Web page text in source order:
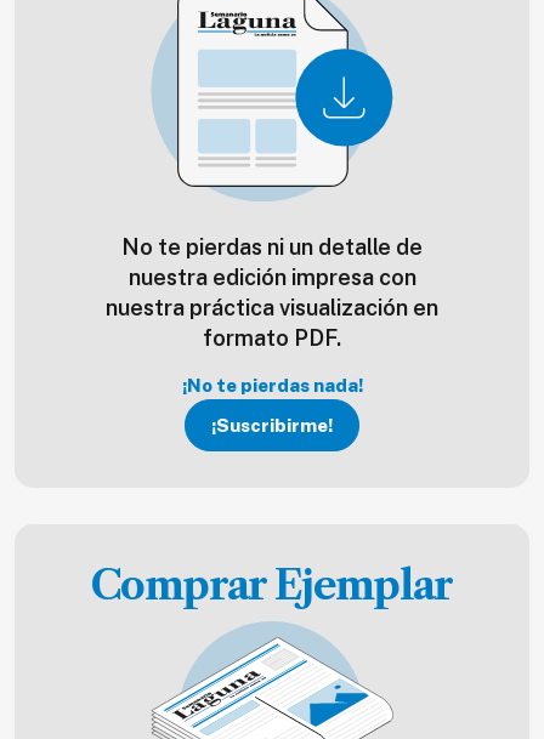
No te pierdas ni un detalle de
nuestra edición impresa con
nuestra práctica visualización en
formato PDF.
¡No te pierdas nada!
¡Suscribirme!
Comprar Ejemplar